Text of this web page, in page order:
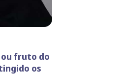
fruto do
os